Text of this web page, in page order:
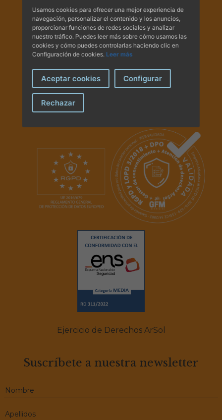
IDENTIFICACIÓN ANIMAL
INFORMACIÓN A LA CIUDADANÍA
Centros veterinarios
Colegiados
Consejos para tus mascotas
Salud animal y salud pública
Palma de Mallorca.
Tel.:+34 971 71 30 49
Tel.:+34 971 71 30 44
E-mail:administracio@covib.org
Síguenos en las redes
Ejercicio de Derechos ArSol
Suscríbete a nuestra newsletter
Usamos cookies para ofrecer una mejor experiencia de
navegación, personalizar el contenido y los anuncios,
proporcionar funciones de redes sociales y analizar
nuestro tráfico. Puedes leer más sobre cómo usamos las
cookies y cómo puedes controlarlas haciendo clic en
Configuración de cookies. Leer más
Aceptar cookies Configurar
Rechazar